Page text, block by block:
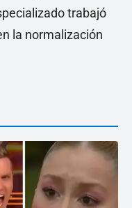
trabajó
la normalización